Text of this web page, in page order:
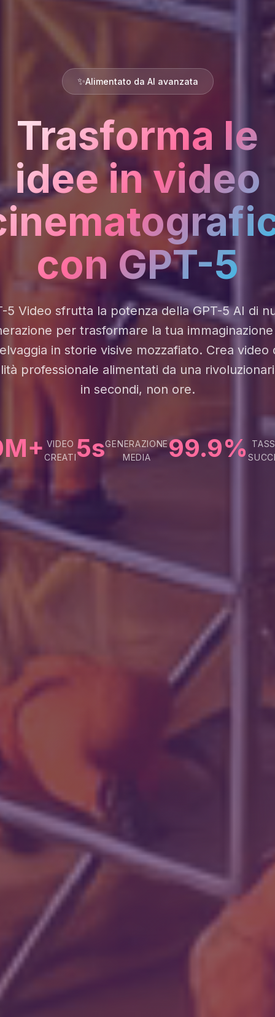
✨Alimentato da AI avanzata
Trasforma le
idee in video
con GPT-5
5 Video sfrutta la potenza della GPT-5 AI di
per trasformare la tua
in storie visive mozzafiato. Crea video
professionale alimentati da una
in secondi, non ore.
VIDEO
CREATI5sGENERAZIONE
MEDIA
99.9%